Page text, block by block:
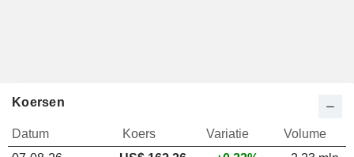
Koersen
Datum Koers Variatie
Volume